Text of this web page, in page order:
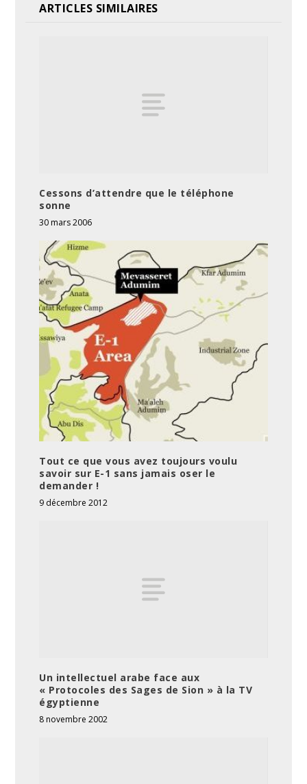
ARTICLES SIMILAIRES
Cessons d’attendre que le téléphone
sonne
30 mars 2006
Tout ce que vous avez toujours voulu
savoir sur E-1 sans jamais oser le
demander !
9 décembre 2012
Un intellectuel arabe face aux
« Protocoles des Sages de Sion » à la TV
égyptienne
8 novembre 2002